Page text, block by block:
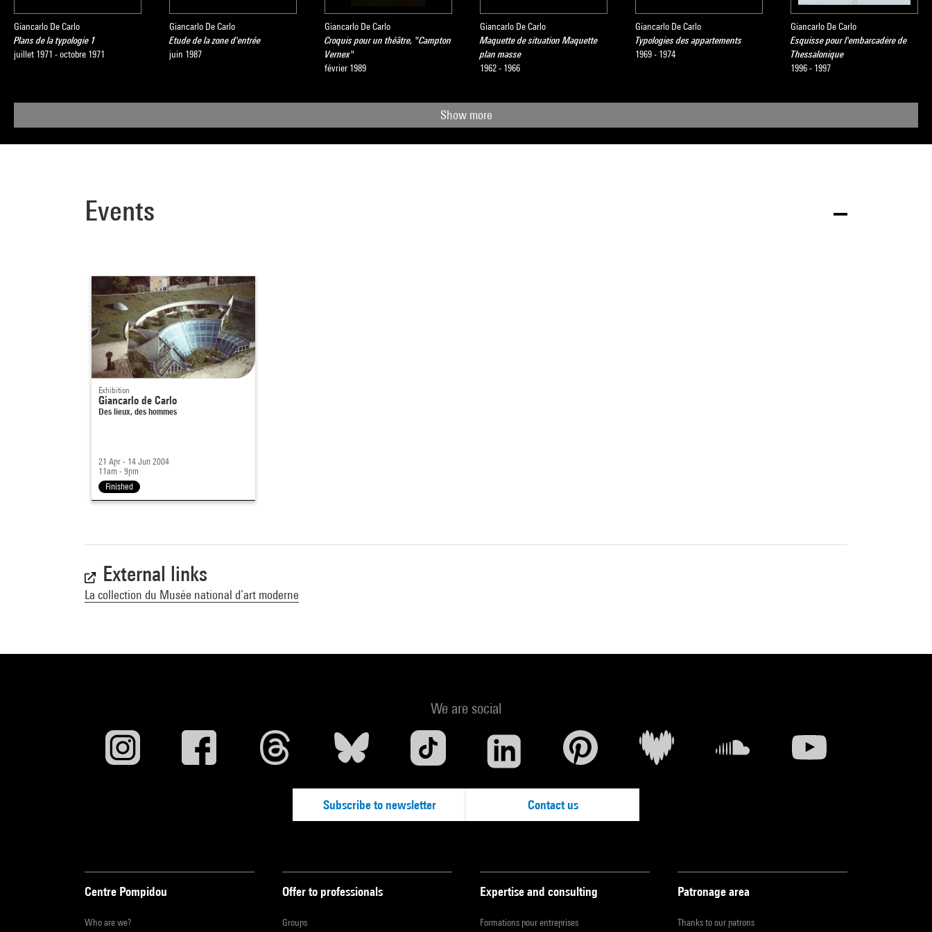
Giancarlo De Carlo
Plans de la typologie 1
juillet 1971 - octobre 1971
Giancarlo De Carlo
Etude de la zone d'entrée
juin 1987
Giancarlo De Carlo
Croquis pour un théâtre, "Campton
Vernex"
février 1989
Giancarlo De Carlo
Maquette de situation Maquette
plan masse
1962 - 1966
Giancarlo De Carlo
Typologies des appartements
1969 - 1974
Giancarlo De Carlo
Esquisse pour l'embarcadère de
Thessalonique
1996 - 1997
Show more
Events
Exhibition
Giancarlo de Carlo
Des lieux, des hommes
21 Apr - 14 Jun 2004
11am - 9pm
Finished
External links
La collection du Musée national d’art moderne
We are social
Subscribe to newsletter Contact us
Centre Pompidou
Who are we?
Offer to professionals
Groups
Expertise and consulting
Formations pour entreprises
Patronage area
Thanks to our patrons